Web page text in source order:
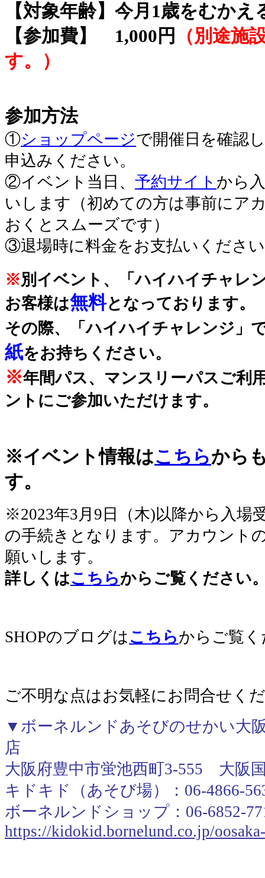
【対象年齢】今月1歳をむかえ
【参加費】 1,000円
（別途施
す。）
参加方法
①ショップページで開催日を確認
申込みください。
②イベント当日、 予約サイト から
いします（初めての方は事前にア
おくとスムーズです）
③退場時に料金をお支払いくださ
※別イベント、「ハイハイチャレ
お客様は無料となっております。
その際、「ハイハイチャレンジ」
紙をお持ちください。
※年間パス、マンスリーパスご利
ントにご参加いただけます。
※イベント情報はこちらから
す。
※2023年3月9日（木)以降から入場
の手続きとなります。アカウント
願いします。
詳しくはこちらからご覧ください
SHOPのブログは こちらからご覧
ご不明な点はお気軽にお問合せく
▼ボーネルンドあそびのせかい大
店
大阪府豊中市蛍池西町3-555 大阪
キドキド（あそび場）：06-4866-
ボーネルンドショップ：06-6852-
https://kidokid.bornelund.co.jp/